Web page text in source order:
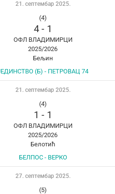
21. септембар 2025.
(4)
4- 1
ОФЛ ВЛАДИМИРЦИ
2025/2026
Бељин
(Б) - ПЕТРОВАЦ 74
21. септембар 2025.
(4)
1 - 1
ОФЛ ВЛАДИМИРЦИ
2025/2026
Белотић
БЕЛПОС - ВЕРКО
27. септембар 2025.
(5)